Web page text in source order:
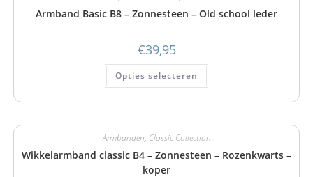
Armband Basic B8 – Zonnesteen – Old school leder
€39,95
Opties selecteren
Armbanden, Classic Collection
Wikkelarmband classic B4 – Zonnesteen – Rozenkwarts –
koper